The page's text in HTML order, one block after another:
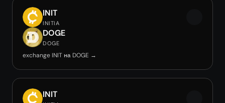
INIT
INITIA
DOGE
DOGE
exchange INIT на DOGE →
INIT